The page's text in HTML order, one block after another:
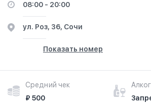
08:00 - 20:00
ул. Роз, 36, Сочи
Показать номер
Средний чек
₽ 500